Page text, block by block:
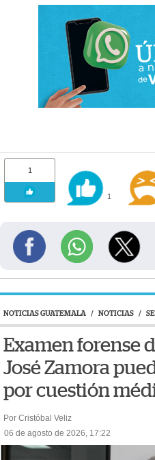
1
1
NOTICIAS GUATEMALA / NOTICIAS /
Examen forense
José Zamora
por cuestión
Por Cristóbal Veliz
06 de agosto de 2026, 17:22